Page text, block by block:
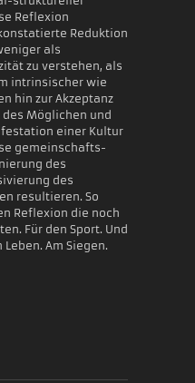
Reflexion
Reduktion
als
zu verstehen, als
intrinsischer wie
hin zur Akzeptanz
Möglichen und
einer Kultur
gemeinschafts-
des
des
resultieren. So
Reflexion die noch
Für den Sport. Und
Am Siegen.